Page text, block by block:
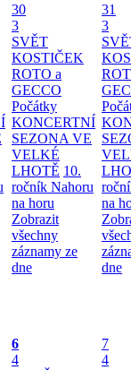
30
3
SVĚT
KOSTIČEK
ROTO a
GECCO
Počátky
KONCERTNÍ
SEZONA VE
VELKÉ
LHOTĚ 10.
ročník Nahoru
na horu
Zobrazit
všechny
záznamy ze
dne
31
3
na
dne
6
4
7
4